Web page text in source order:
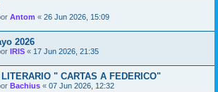
Antom « 26 Jun 2026, 15:09
2026
IRIS « 17 Jun 2026, 21:35
LITERARIO " CARTAS A FEDERICO"
Bachius « 07 Jun 2026, 12:32